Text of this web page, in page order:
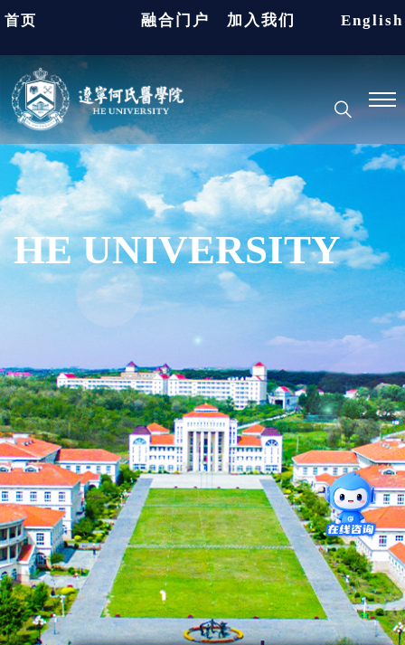
首页 融合门户 加入我们 English
HE UNIVERSITY